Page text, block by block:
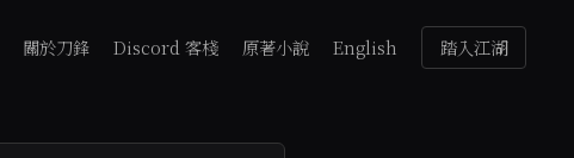
關於刀鋒 Discord 客棧 原著小說 English 踏入江湖